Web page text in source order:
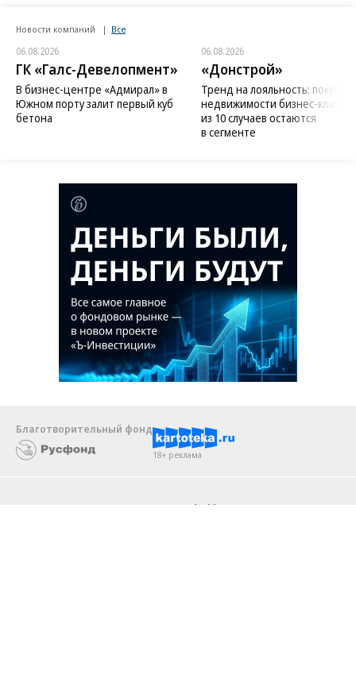
Новости компаний Все
06.08.2026
ГК «Галс-Девелопмент»
В бизнес-центре «Адмирал» в
Южном порту залит первый куб
бетона
06.08.2026
«Донстрой»
Тренд на лояльность:
недвижимости бизнес-класса
из 10 случаев остаются
в сегменте
Благотворительный фонд
18+ реклама
Android